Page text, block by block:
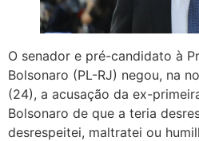
O senador e pré-candidato à
Bolsonaro (PL-RJ) negou, na
(24), a acusação da ex-
Bolsonaro de que a teria
desrespeitei, maltratei ou